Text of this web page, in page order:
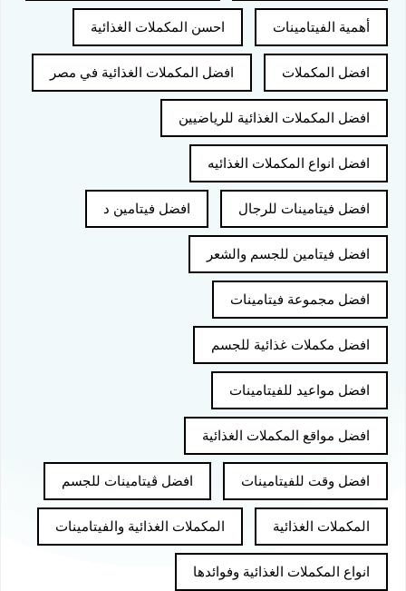
أهمية الفيتامينات احسن المكملات الغذائية
افضل المكملات افضل المكملات الغذائية في مصر
افضل المكملات الغذائية للرياضيين
افضل انواع المكملات الغذائيه
افضل فيتامينات للرجال افضل فيتامين د
افضل فيتامين للجسم والشعر
افضل مجموعة فيتامينات
افضل مكملات غذائية للجسم
افضل مواعيد للفيتامينات
افضل مواقع المكملات الغذائية
افضل وقت للفيتامينات افضل ڤيتامينات للجسم
المكملات الغذائية المكملات الغذائية والفيتامينات
انواع المكملات الغذائية وفوائدها